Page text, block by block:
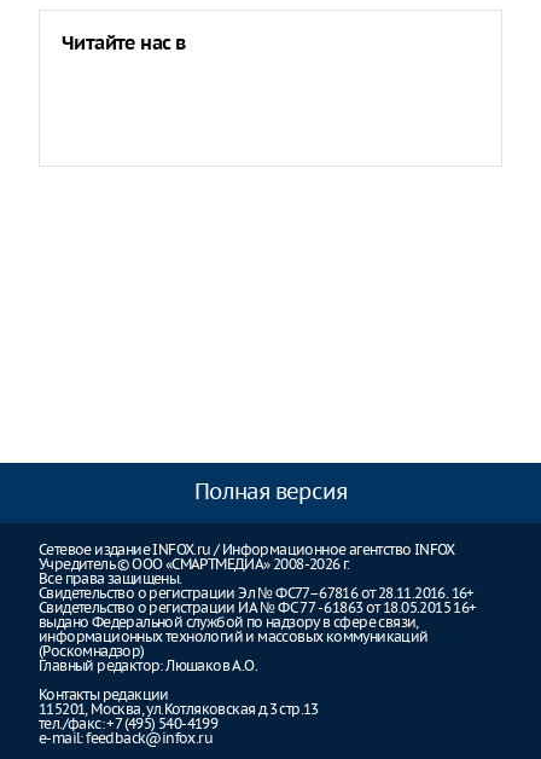
Читайте нас в
Полная версия
Сетевое издание INFOX.ru / Информационное агентство INFOX
Учредитель © ООО «СМАРТМЕДИА» 2008-2026 г.
Все права защищены.
Свидетельство о регистрации Эл № ФС77–67816 от 28.11.2016. 16+
Свидетельство о регистрации ИА № ФС 77 - 61863 от 18.05.2015 16+
выдано Федеральной службой по надзору в сфере связи,
информационных технологий и массовых коммуникаций
(Роскомнадзор)
Главный редактор: Люшаков А.О.
Контакты редакции
115201, Москва, ул.Котляковская д.3 стр.13
тел./факс: +7 (495) 540-4199
e-mail:feedback@infox.ru